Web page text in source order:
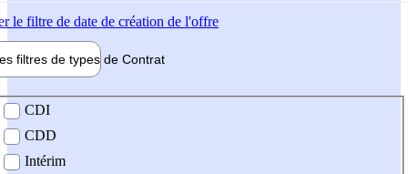
le filtre de date de création de l'offre
filtres de types de Contrat
contrat
CDI
CDD
Intérim